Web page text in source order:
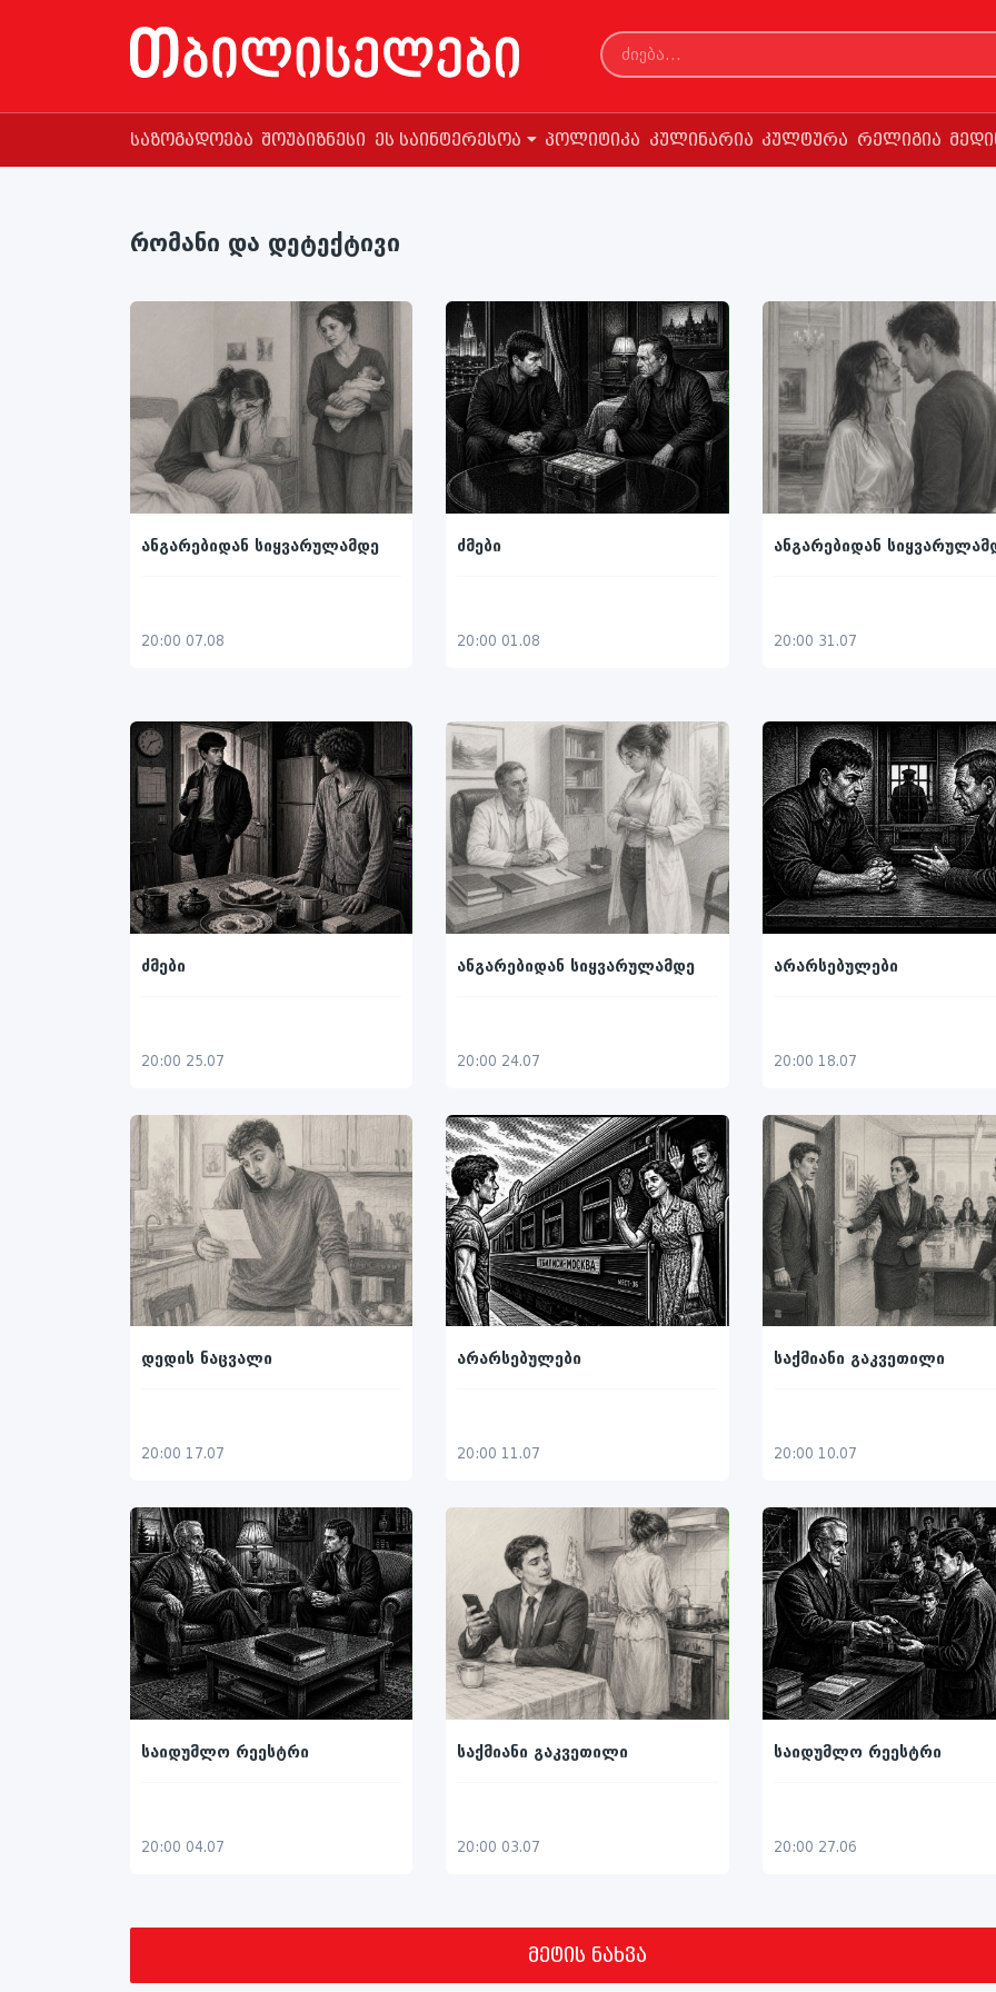
საზოგადოება შოუბიზნესი ეს საინტერესოა პოლიტიკა კულინარია კულტურა რელიგია
რომანი და დეტექტივი
ანგარებიდან სიყვარულამდე
20:00 07.08
ძმები
20:00 01.08
ანგარებიდან
20:00 31.07
ძმები
20:00 25.07
ანგარებიდან სიყვარულამდე
20:00 24.07
არარსებულები
20:00 18.07
დედის ნაცვალი
20:00 17.07
არარსებულები
20:00 11.07
საქმიანი გაკვეთილი
20:00 10.07
საიდუმლო რეესტრი
20:00 04.07
საქმიანი გაკვეთილი
20:00 03.07
საიდუმლო რეესტრი
20:00 27.06
მეტის ნახვა